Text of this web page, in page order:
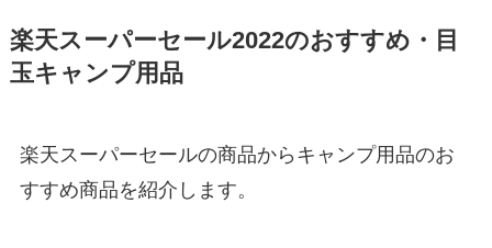
楽天スーパーセール2022のおすすめ・目
玉キャンプ用品
楽天スーパーセールの商品からキャンプ用品のお
すすめ商品を紹介します。